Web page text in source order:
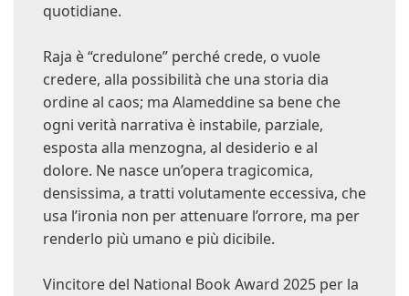
quotidiane.
Raja è “credulone” perché crede, o vuole
credere, alla possibilità che una storia dia
ordine al caos; ma Alameddine sa bene che
ogni verità narrativa è instabile, parziale,
esposta alla menzogna, al desiderio e al
dolore. Ne nasce un’opera tragicomica,
densissima, a tratti volutamente eccessiva, che
usa l’ironia non per attenuare l’orrore, ma per
renderlo più umano e più dicibile.
Vincitore del National Book Award 2025 per la